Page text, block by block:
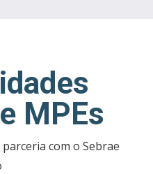
MPEs
com o Sebrae